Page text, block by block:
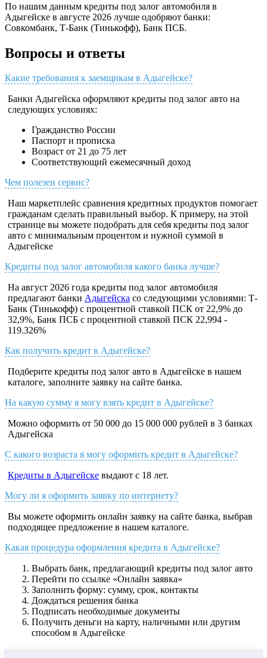
По нашим данным кредиты под залог автомобиля в
Адыгейске в августе 2026 лучше одобряют банки:
Совкомбанк, Т-Банк (Тинькофф), Банк ПСБ.
Вопросы и ответы
Какие требования к заемщикам в Адыгейске?
Банки Адыгейска оформляют кредиты под залог авто на
следующих условиях:
Гражданство России
Паспорт и прописка
Возраст от 21 до 75 лет
Соответствующий ежемесячный доход
Чем полезен сервис?
Наш маркетплейс сравнения кредитных продуктов помогает
гражданам сделать правильный выбор. К примеру, на этой
странице вы можете подобрать для себя кредиты под залог
авто с минимальным процентом и нужной суммой в
Адыгейске
Кредиты под залог автомобиля какого банка лучше?
На август 2026 года кредиты под залог автомобиля
предлагают банки Адыгейска со следующими условиями: Т-
Банк (Тинькофф) с процентной ставкой ПСК от 22,9% до
32,9%, Банк ПСБ с процентной ставкой ПСК 22,994 -
119.326%
Как получить кредит в Адыгейске?
Подберите кредиты под залог авто в Адыгейске в нашем
каталоге, заполните заявку на сайте банка.
На какую сумму я могу взять кредит в Адыгейске?
Можно оформить от 50 000 до 15 000 000 рублей в 3 банках
Адыгейска
С какого возраста я могу оформить кредит в Адыгейске?
Кредиты в Адыгейске выдают с 18 лет.
Могу ли я оформить заявку по интернету?
Вы можете оформить онлайн заявку на сайте банка, выбрав
подходящее предложение в нашем каталоге.
Какая процедура оформления кредита в Адыгейске?
Выбрать банк, предлагающий кредиты под залог авто
Перейти по ссылке «Онлайн заявка»
Заполнить форму: сумму, срок, контакты
Дождаться решения банка
Подписать необходимые документы
Получить деньги на карту, наличными или другим
способом в Адыгейске